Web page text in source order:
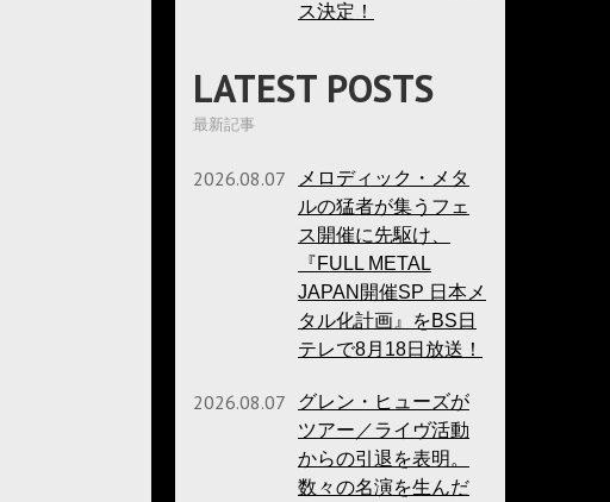
ス決定！
LATEST POSTS
最新記事
2026.08.07
メロディック・メタ
ルの猛者が集うフェ
ス開催に先駆け、
『FULL METAL
JAPAN開催SP 日本メ
タル化計画』をBS日
テレで8月18日放送！
2026.08.07
グレン・ヒューズが
ツアー／ライヴ活動
からの引退を表明。
数々の名演を生んだ